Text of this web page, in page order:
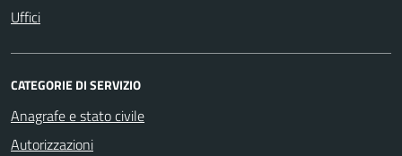
Uffici
CATEGORIE DI SERVIZIO
Anagrafe e stato civile
Autorizzazioni